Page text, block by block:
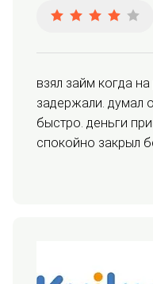
взял займ когда
задержали. думал
быстро. деньги
спокойно закрыл